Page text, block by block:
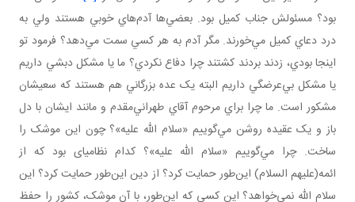
بود؟ مسئولش جناب کميل بود. بعضي‌ها آدم‌هاي خوبي‌ هستند ولي به
درد دعاي کميل مي‌خورند. مگر آدم به هر کسي سمت مي‌دهد؟ فرمود تو
اينجا بودي، زدند بردند کشتند چرا دفاع نکردي؟ ما يا مشکل دبشي داريم
يا مشکل بي‌عرضگي داريم البته يک عده بزرگاني هم هستند که سعيشان
مشکور است. ما چرا براي مرحوم آقاي طهراني‌مقدم و مانند ايشان با دل
باز و يک عقيده روشن مي‌گوييم «سلام الله عليه»؟ چون اين موشک را
ساخت. چرا مي‌گوييم «سلام الله عليه»؟ کدام نظامي­ای بود که از
ائمه(عليهم السلام) اين‌طور حمايت کرد؟ از دين اين‌طور حمايت کرد؟ اين
سلام الله نمي‌خواهد؟ اين کسی که اين‌طور، با آن موشک، کشور را حفظ